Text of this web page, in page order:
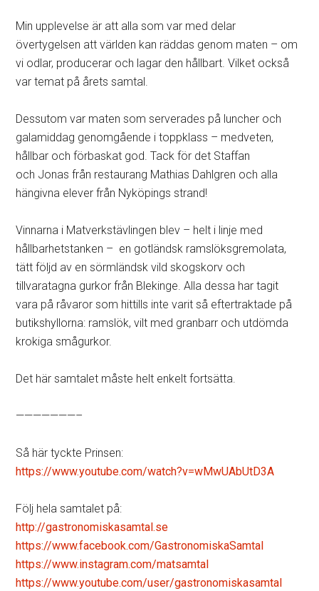
Min upplevelse är att alla som var med delar
övertygelsen att världen kan räddas genom maten – om
vi odlar, producerar och lagar den hållbart. Vilket också
var temat på årets samtal.
Dessutom var maten som serverades på luncher och
galamiddag genomgående i toppklass – medveten,
hållbar och förbaskat god. Tack för det Staffan
och Jonas från restaurang Mathias Dahlgren och alla
hängivna elever från Nyköpings strand!
Vinnarna i Matverkstävlingen blev – helt i linje med
hållbarhetstanken – en gotländsk ramslöksgremolata,
tätt följd av en sörmländsk vild skogskorv och
tillvaratagna gurkor från Blekinge. Alla dessa har tagit
vara på råvaror som hittills inte varit så eftertraktade på
butikshyllorna: ramslök, vilt med granbarr och utdömda
krokiga smågurkor.
Det här samtalet måste helt enkelt fortsätta.
———————–
Så här tyckte Prinsen:
https://www.youtube.com/watch?v=wMwUAbUtD3A
Följ hela samtalet på:
http://gastronomiskasamtal.se
https://www.facebook.com/GastronomiskaSamtal
https://www.instagram.com/matsamtal
https://www.youtube.com/user/gastronomiskasamtal